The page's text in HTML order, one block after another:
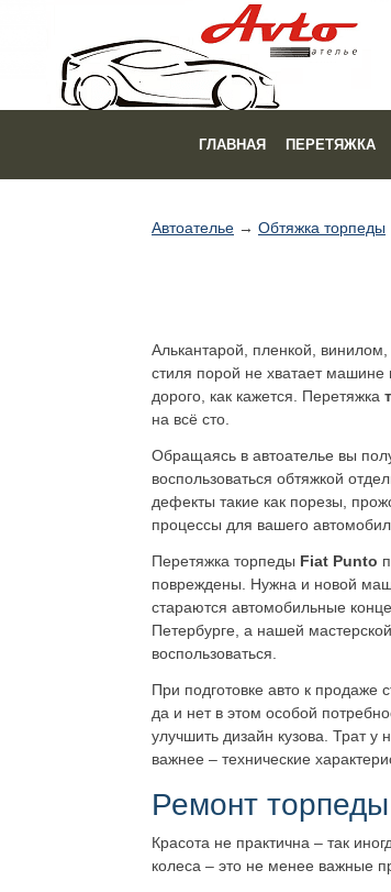
ГЛАВНАЯ ПЕРЕТЯЖКА
Автоателье → Обтяжка торпеды
Алькантарой, пленкой,
стиля порой не хватает
дорого, как кажется. Перетяжка
на всё сто.
Обращаясь в автоателье вы
воспользоваться обтяжкой
дефекты такие как порезы,
процессы для вашего
Перетяжка торпеды Fiat Punto
повреждены. Нужна и новой
стараются автомобильные
Петербурге, а нашей
воспользоваться.
При подготовке авто к продаже
да и нет в этом особой
улучшить дизайн кузова. Трат
важнее – технические
Ремонт
Красота не практична – так
колеса – это не менее важные